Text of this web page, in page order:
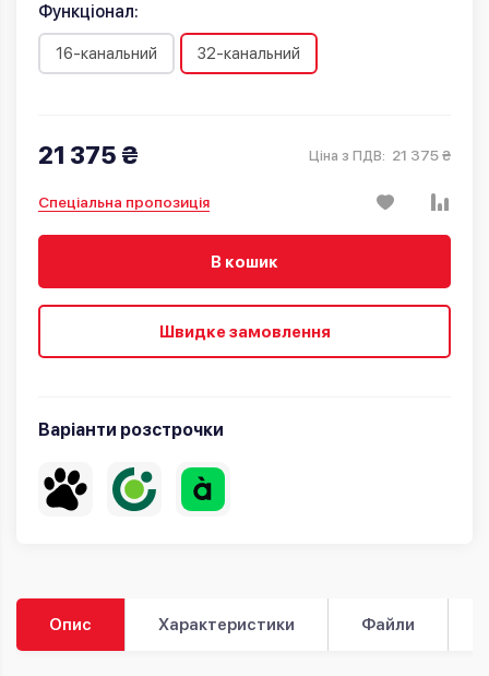
Функціонал:
16-канальний 32-канальний
21 375 ₴ Ціна з ПДВ: 21 375 ₴
Спеціальна пропозиція
В кошик
Швидке замовлення
Варіанти розстрочки
Опис Характеристики Файли